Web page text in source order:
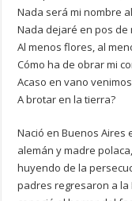
Nada será mi nombre
Nada dejaré en pos de
Al menos flores, al
Cómo ha de obrar mi
Acaso en vano
A brotar en la tierra?
Nació en Buenos Aires
alemán y madre
huyendo de la
padres regresaron a la